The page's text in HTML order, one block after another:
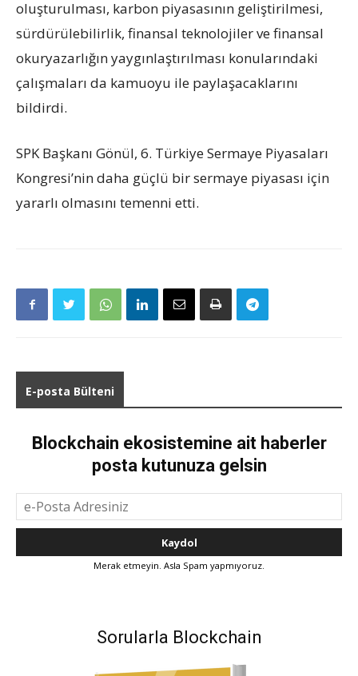
oluşturulması, karbon piyasasının geliştirilmesi,
sürdürülebilirlik, finansal teknolojiler ve finansal
okuryazarlığın yaygınlaştırılması konularındaki
çalışmaları da kamuoyu ile paylaşacaklarını
bildirdi.
SPK Başkanı Gönül, 6. Türkiye Sermaye Piyasaları
Kongresi’nin daha güçlü bir sermaye piyasası için
yararlı olmasını temenni etti.
E-posta Bülteni
Blockchain ekosistemine ait haberler
posta kutunuza gelsin
Merak etmeyin. Asla Spam yapmıyoruz.
Sorularla Blockchain